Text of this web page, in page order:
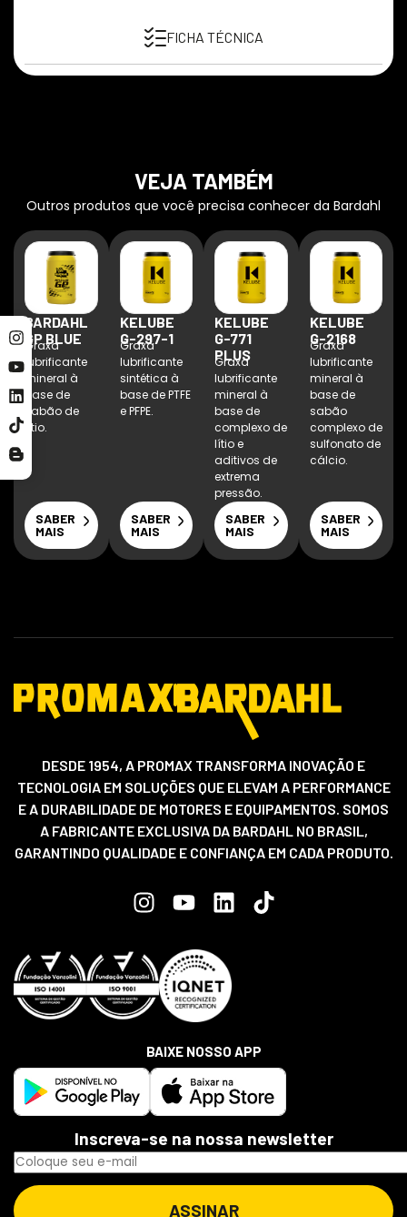
FICHA TÉCNICA
VEJA TAMBÉM
Outros produtos que você precisa conhecer da Bardahl
BARDAHL
GP BLUE
Graxa
lubrificante
mineral à
base de
sabão de
lítio.
SABER
MAIS
KELUBE
G-297-1
Graxa
lubrificante
sintética à
base de PTFE
e PFPE.
SABER
MAIS
KELUBE
G-771
PLUS
Graxa
lubrificante
mineral à
base de
complexo de
lítio e
aditivos de
extrema
pressão.
SABER
MAIS
KELUBE
G-2168
Graxa
lubrificante
mineral à
base de
sabão
complexo de
sulfonato de
cálcio.
SABER
MAIS
DESDE 1954, A PROMAX TRANSFORMA INOVAÇÃO E
TECNOLOGIA EM SOLUÇÕES QUE ELEVAM A PERFORMANCE
E A DURABILIDADE DE MOTORES E EQUIPAMENTOS. SOMOS
A FABRICANTE EXCLUSIVA DA BARDAHL NO BRASIL,
GARANTINDO QUALIDADE E CONFIANÇA EM CADA PRODUTO.
Inscreva-se na nossa newsletter
BAIXE NOSSO APP